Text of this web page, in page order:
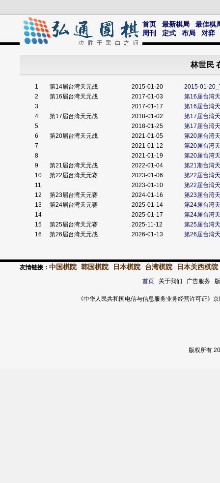
首页 最新棋局
最佳棋
周刊
定式 布局 对弈
林世民
1 第14届台湾天元战 2015-01-20
2015-01-
2
第16届台湾天元战 2017-01-03
第16届台湾
3
2017-01-17
第16届台湾
4
第17届台湾天元战 2018-01-02
第17届台湾
5
2018-01-25
第17届台湾
6
第20届台湾天元战 2021-01-05
第20届台湾
7
2021-01-12
第20届台湾
8
2021-01-19
第20届台湾
9
第21届台湾天元战 2022-01-04
第21期台湾
10
第22届台湾天元赛 2023-01-06
第22届台湾
11
2023-01-10
第22届台湾
12
第23届台湾天元赛 2024-01-16
第23届台湾
13
第24届台湾天元赛 2025-01-14
第24届台湾
14
2025-01-17
第24届台湾
15
第25届台湾天元赛 2025-11-12
第25届台湾
16
第26届台湾天元战 2026-01-13 第26届台湾
友情链接： 中国棋院 韩国棋院 日本棋院 台湾棋院 日本关西棋院
首页关于我们 广告服务
《中华人民共和国电信与信息服务业务经营许可证
版权所有